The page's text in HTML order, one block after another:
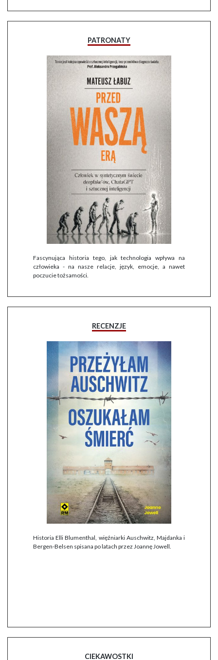
PATRONATY
Fascynująca historia tego, jak technologia wpływa na
człowieka - na nasze relacje, język, emocje, a nawet
poczucie tożsamości.
RECENZJE
Historia Elli Blumenthal, więźniarki Auschwitz, Majdanka i
Bergen-Belsen spisana po latach przez Joannę Jowell.
CIEKAWOSTKI